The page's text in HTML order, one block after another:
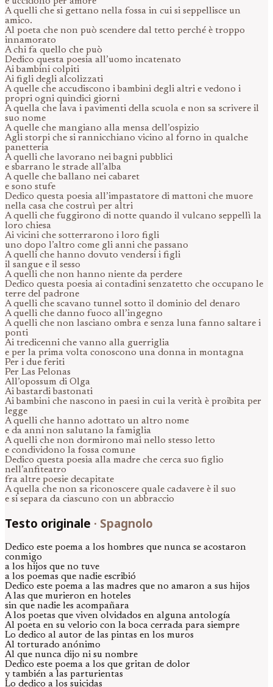
A quelli che si gettano nella fossa in cui si seppellisce un
amico.
Al poeta che non può scendere dal tetto perché è troppo
innamorato
A chi fa quello che può
Dedico questa poesia all’uomo incatenato
Ai bambini colpiti
Ai figli degli alcolizzati
A quelle che accudiscono i bambini degli altri e vedono i
propri ogni quindici giorni
A quella che lava i pavimenti della scuola e non sa scrivere il
suo nome
A quelle che mangiano alla mensa dell’ospizio
Agli storpi che si rannicchiano vicino al forno in qualche
panetteria
A quelli che lavorano nei bagni pubblici
e sbarrano le strade all’alba
A quelle che ballano nei cabaret
e sono stufe
Dedico questa poesia all’impastatore di mattoni che muore
nella casa che costruì per altri
A quelli che fuggirono di notte quando il vulcano seppellì la
loro chiesa
Ai vicini che sotterrarono i loro figli
uno dopo l’altro come gli anni che passano
A quelli che hanno dovuto vendersi i figli
il sangue e il sesso
A quelli che non hanno niente da perdere
Dedico questa poesia ai contadini senzatetto che occupano le
terre del padrone
A quelli che scavano tunnel sotto il dominio del denaro
A quelli che danno fuoco all’ingegno
A quelli che non lasciano ombra e senza luna fanno saltare i
ponti
Ai tredicenni che vanno alla guerriglia
e per la prima volta conoscono una donna in montagna
Per i due feriti
Per Las Pelonas
All’opossum di Olga
Ai bastardi bastonati
Ai bambini che nascono in paesi in cui la verità è proibita per
legge
A quelli che hanno adottato un altro nome
e da anni non salutano la famiglia
A quelli che non dormirono mai nello stesso letto
e condividono la fossa comune
Dedico questa poesia alla madre che cerca suo figlio
nell’anfiteatro
fra altre poesie decapitate
A quella che non sa riconoscere quale cadavere è il suo
e si separa da ciascuno con un abbraccio
Testo originale · Spagnolo
Dedico este poema a los hombres que nunca se acostaron
conmigo
a los hijos que no tuve
a los poemas que nadie escribió
Dedico este poema a las madres que no amaron a sus hijos
A las que murieron en hoteles
sin que nadie les acompañara
A los poetas que viven olvidados en alguna antología
Al poeta en su velorio con la boca cerrada para siempre
Lo dedico al autor de las pintas en los muros
Al torturado anónimo
Al que nunca dijo ni su nombre
Dedico este poema a los que gritan de dolor
y también a las parturientas
Lo dedico a los suicidas